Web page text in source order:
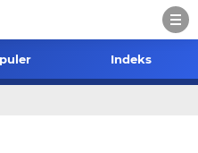
Indeks